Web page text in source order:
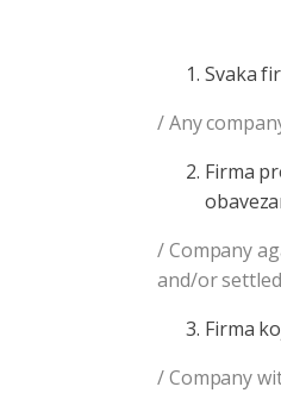
Svaka
/ Any
Firma
/ Company
and/or
Firma
/ Company